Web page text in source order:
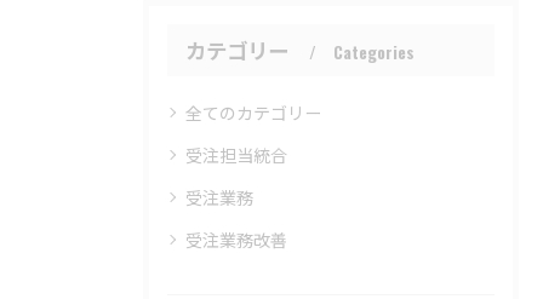
カテゴリー Categories
全てのカテゴリー
受注担当統合
受注業務
受注業務改善